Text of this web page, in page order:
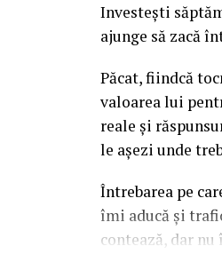
Investești
ajunge să zacă
Păcat, fiindcă
valoarea lui
reale și
le așezi unde
Întrebarea pe
îmi aducă și
contează, dar